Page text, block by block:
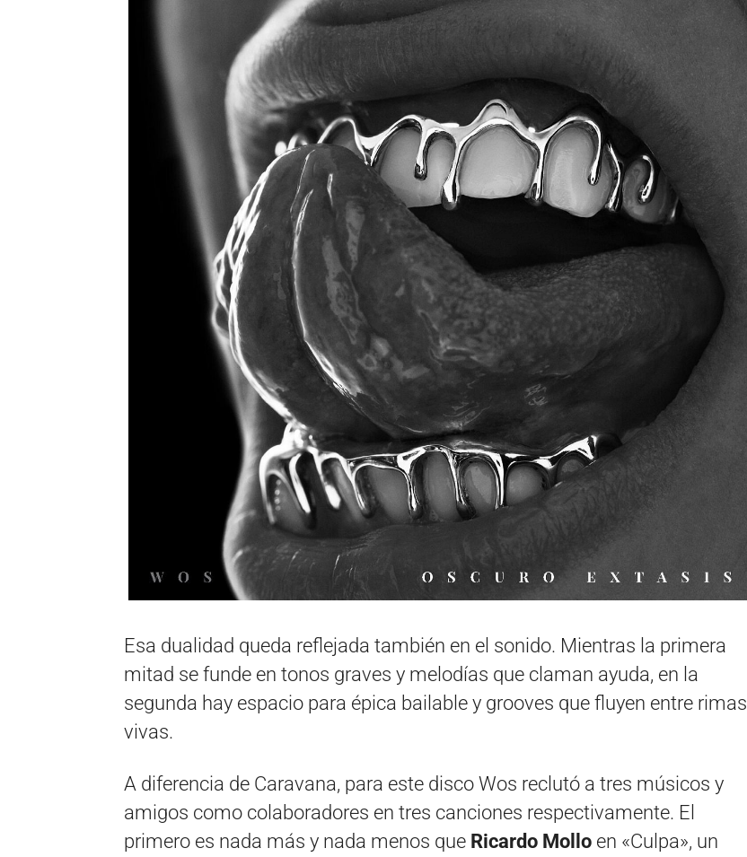
Esa dualidad queda reflejada también en el sonido. Mientras la primera
mitad se funde en tonos graves y melodías que claman ayuda, en la
segunda hay espacio para épica bailable y grooves que fluyen entre rimas
vivas.
A diferencia de Caravana, para este disco Wos reclutó a tres músicos y
amigos como colaboradores en tres canciones respectivamente. El
primero es nada más y nada menos que Ricardo Mollo en «Culpa», un